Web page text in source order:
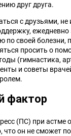
друг друга.
с друзьями, не
по своей болезни,
просить о
(гимнастика,
и советы
фактор
(ПС) при астме
что он не сможет